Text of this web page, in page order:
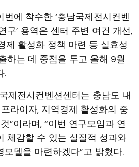
에 착수한 ‘충남국제전시컨벤
구’ 용역은 센터 주변 여건 개선,
제 활성화 정책 마련 등 실효성
하는 데 중점을 두고 올해 9월
.
제전시컨벤션센터는 충남도 내
라이자, 지역경제 활성화의 중
”이라며, “이번 연구모임과 연
체감할 수 있는 실질적 성과와
델을 마련하겠다”고 밝혔다.